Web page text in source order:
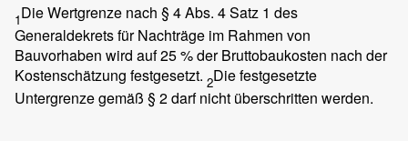
1Die Wertgrenze nach § 4 Abs. 4 Satz 1 des
Generaldekrets für Nachträge im Rahmen von
Bauvorhaben wird auf 25 % der Bruttobaukosten nach der
Kostenschätzung festgesetzt. 2Die festgesetzte
Untergrenze gemäß § 2 darf nicht überschritten werden.